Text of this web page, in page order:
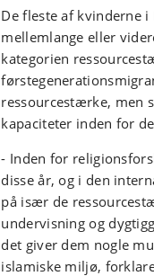
De fleste af kvinderne i
mellemlange eller
kategorien
ressourcestærke, men
kapaciteter inden for
- Inden for
disse år, og i den
på især de
undervisning og
det giver dem nogle
islamiske miljø,